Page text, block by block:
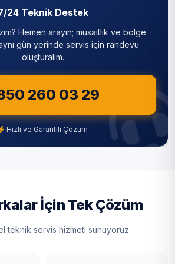
24 Teknik Destek
Hemen arayın; müsaitlik ve bölge
gün yerinde servis için randevu
oluşturalım.
260 03 29
Hızlı ve Garantili Çözüm
İçin Tek Çözüm
teknik servis hizmeti sunuyoruz